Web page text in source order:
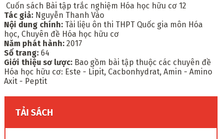
Cuốn sách Bài tập trắc nghiệm Hóa học hữu cơ 12
Tác giả: Nguyễn Thanh Vào
Nội dung chính: Tài liệu ôn thi THPT Quốc gia môn Hóa
học, Chuyên đề Hóa học hữu cơ
Năm phát hành: 2017
Số trang: 64
Giới thiệu sơ lược: Bao gồm bài tập thuộc các chuyên đề
Hóa học hữu cơ: Este - Lipit, Cacbonhydrat, Amin - Amino
Axit - Peptit
TẢI SÁCH